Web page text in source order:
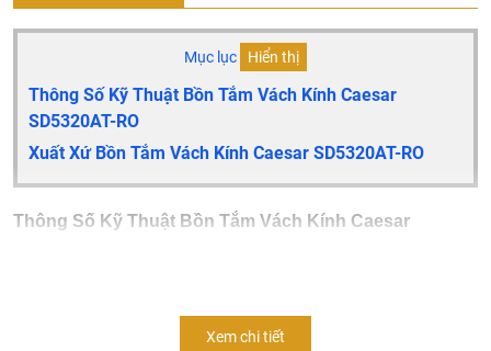
Mục lục Hiển thị
Thông Số Kỹ Thuật Bồn Tắm Vách Kính Caesar
SD5320AT-RO
Xuất Xứ Bồn Tắm Vách Kính Caesar SD5320AT-RO
Thông Số Kỹ Thuật Bồn Tắm Vách Kính Caesar
Xem chi tiết